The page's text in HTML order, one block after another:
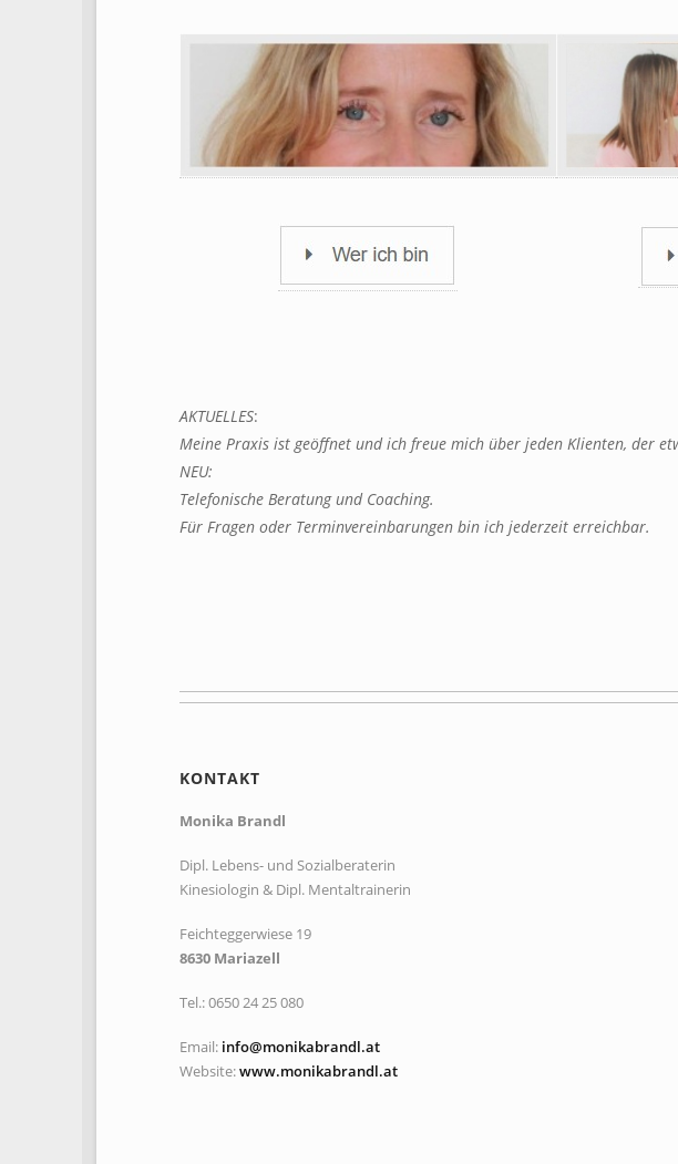
AKTUELLES:
Meine Praxis ist geöffnet und ich freue mich über jeden Klienten, der
NEU:
Telefonische Beratung und Coaching.
Für Fragen oder Terminvereinbarungen bin ich jederzeit erreichbar.
KONTAKT
Monika Brandl
Dipl. Lebens- und Sozialberaterin
Kinesiologin & Dipl. Mentaltrainerin
Feichteggerwiese 19
8630 Mariazell
Tel.: 0650 24 25 080
Email: info@monikabrandl.at
Website:www.monikabrandl.at